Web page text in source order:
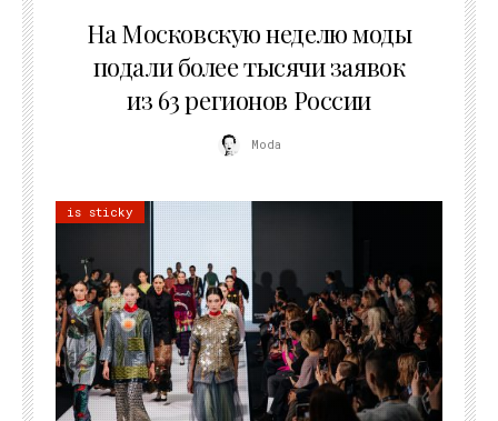
На Московскую неделю моды
подали более тысячи заявок
из 63 регионов России
Moda
is sticky